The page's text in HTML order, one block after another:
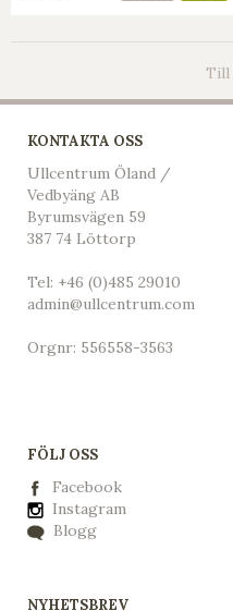
Till
KONTAKTA OSS
Ullcentrum Öland /
Vedbyäng AB
Byrumsvägen 59
387 74 Löttorp
Tel: +46 (0)485 29010
admin@ullcentrum.com
Orgnr: 556558-3563
FÖLJ OSS
Facebook
Instagram
Blogg
NYHETSBREV